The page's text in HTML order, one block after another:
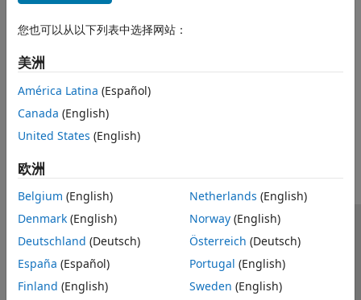
您也可以从以下列表中选择网站：
美洲
América Latina (Español)
Canada (English)
United States (English)
欧洲
Belgium (English)
Denmark (English)
Deutschland (Deutsch)
España (Español)
Finland (English)
Netherlands (English)
Norway(English)
Österreich (Deutsch)
Portugal (English)
Sweden (English)
信任中心 商标 隐私政策 防盗版
应用程序状态
联系我们
© 1994-2026 The MathWorks, Inc.